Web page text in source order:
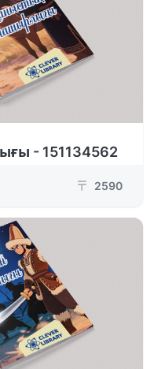
- 151134562
₸ 2590